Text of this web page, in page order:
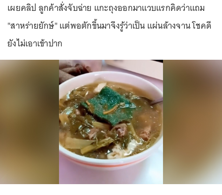
เผยคลิป ลูกค้าสั่งจับฉ่าย แกะถุงออกมาแวบแรกคิดว่าแถม
"สาหร่ายยักษ์" แต่พอตักขึ้นมาจึงรู้ว่าเป็น แผ่นล้างจาน โชคดี
ยังไม่เอาเข้าปาก